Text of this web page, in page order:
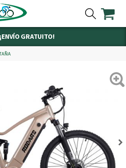
¡ENVÍO GRATUITO!